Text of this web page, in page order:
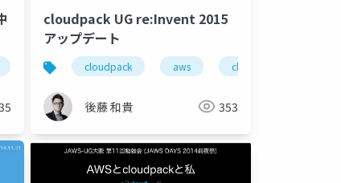
robohon sharp security
cloudpack UG re:Invent 2015
アップデート
cloudpack aws clpug
後藤 和貴 353